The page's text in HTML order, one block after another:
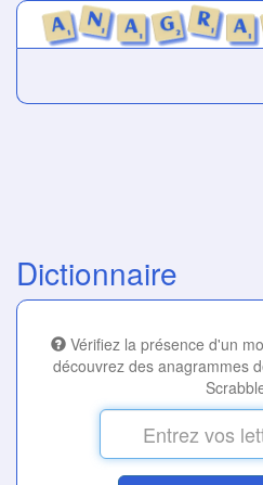
Dictionnaire
Vérifiez la présence d'un
découvrez des anagrammes